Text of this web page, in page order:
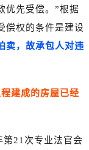
优先受偿。”根据
偿权的条件是建设
卖，故承包人对违
建成的房屋已经
21次专业法官会